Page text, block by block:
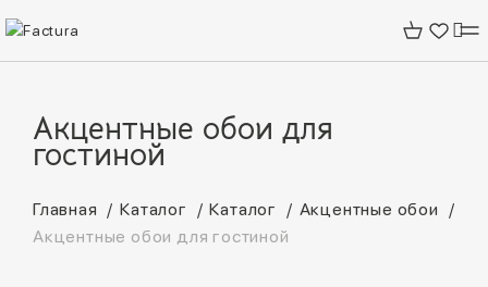
Акцентные обои для
гостиной
Главная Каталог Каталог
Акцентные обои
Акцентные обои для гостиной